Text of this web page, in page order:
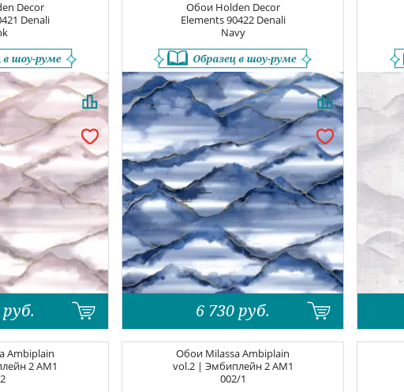
Decor
Denali
руб.
Обои Holden Decor
Elements90422 Denali
Navy
6 730 руб.
Ambiplain
2AM1
Обои Milassa Ambiplain
vol.2 | Эмбиплейн 2AM1
002/1